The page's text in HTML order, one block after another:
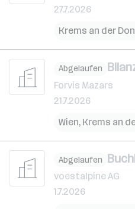
27.7.2026
Krems an der
Abgelaufen
Forvis Mazars
21.7.2026
Wien, Krems an
Abgelaufen
voestalpine AG
1.7.2026